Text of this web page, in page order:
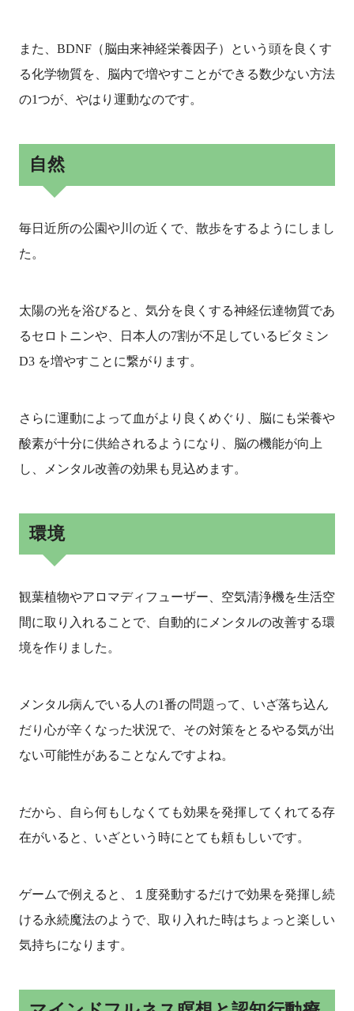
また、BDNF（脳由来神経栄養因子）という頭を良くす
る化学物質を、脳内で増やすことができる数少ない方法
の1つが、やはり運動なのです。
自然
毎日近所の公園や川の近くで、散歩をするようにしまし
た。
太陽の光を浴びると、気分を良くする神経伝達物質であ
るセロトニンや、日本人の7割が不足しているビタミン
D3 を増やすことに繋がります。
さらに運動によって血がより良くめぐり、脳にも栄養や
酸素が十分に供給されるようになり、脳の機能が向上
し、メンタル改善の効果も見込めます。
環境
観葉植物やアロマディフューザー、空気清浄機を生活空
間に取り入れることで、自動的にメンタルの改善する環
境を作りました。
メンタル病んでいる人の1番の問題って、いざ落ち込ん
だり心が辛くなった状況で、その対策をとるやる気が出
ない可能性があることなんですよね。
だから、自ら何もしなくても効果を発揮してくれてる存
在がいると、いざという時にとても頼もしいです。
ゲームで例えると、１度発動するだけで効果を発揮し続
ける永続魔法のようで、取り入れた時はちょっと楽しい
気持ちになります。